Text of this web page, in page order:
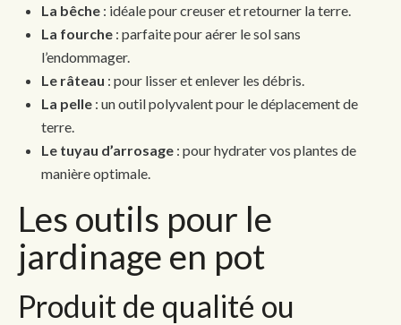
La bêche : idéale pour creuser et retourner la terre.
La fourche : parfaite pour aérer le sol sans
l’endommager.
Le râteau : pour lisser et enlever les débris.
La pelle : un outil polyvalent pour le déplacement de
terre.
Le tuyau d’arrosage : pour hydrater vos plantes de
manière optimale.
Les outils pour le
jardinage en pot
Produit de qualité ou